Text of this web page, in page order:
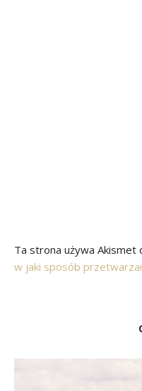
Ta strona używa Akismet
w jaki sposób